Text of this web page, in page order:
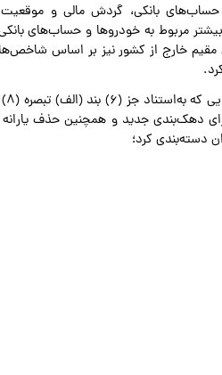
حساب‌های بانکی، گردش مالی و
مربوط به خودروها و حساب‌های
خارج از کشور نیز بر اساس
دهک‌بندی جدید و همچنین حذف